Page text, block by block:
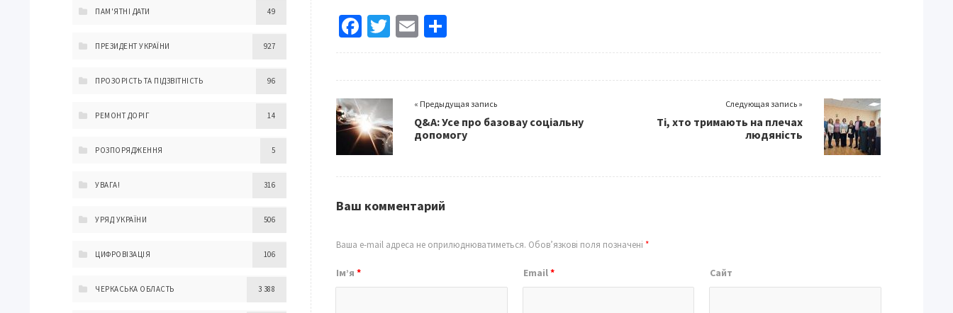
Fa
ce
o
o
k
T
wi
er
E
m
l
h
« Предыдущая запись
Q&A: Усе про базовау соціальну
допомогу
Следующая запись »
Ті, хто тримають на плечах
людяність
Ваш комментарий
Ваша e-mail адреса не оприлюднюватиметься. Обов’язкові поля позначені*
Ім’я* Email* Сайт
ПАМ'ЯТНІ ДАТИ 49
ПРЕЗИДЕНТ УКРАЇНИ 927
ПРОЗОРІСТЬ ТА ПІДЗВІТНІСТЬ 96
РЕМОНТ ДОРІГ 14
РОЗПОРЯДЖЕННЯ 5
УВАГА! 316
УРЯД УКРАЇНИ 506
ЦИФРОВІЗАЦІЯ 106
ЧЕРКАСЬКА ОБЛАСТЬ 3 388